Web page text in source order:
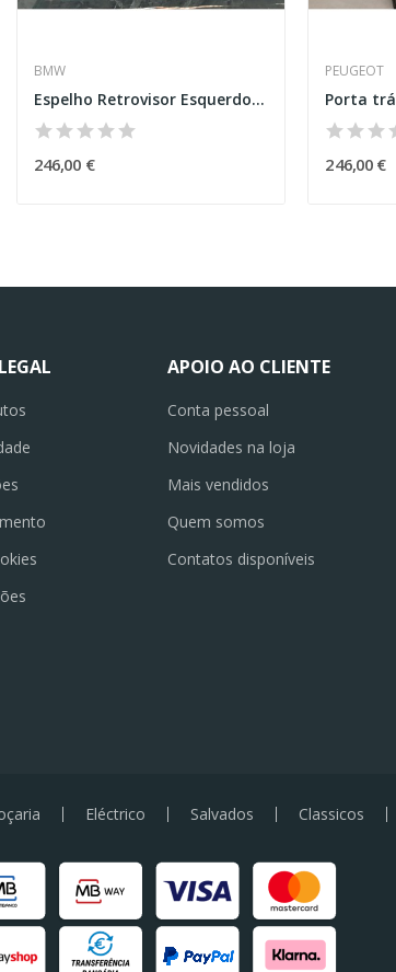
BMW
Espelho Retrovisor Esquerdo – BMW 2 COUPÉ (F22,...
246,00 €
PEUGEOT
246,00 €
APOIO AO CLIENTE
Conta pessoal
Novidades na loja
Mais vendidos
Quem somos
Contatos disponíveis
Eléctrico Salvados Classicos